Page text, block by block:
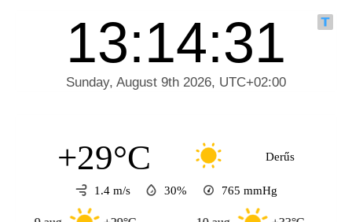
+29°C Derűs
1.4 m/s 30% 765 mmHg